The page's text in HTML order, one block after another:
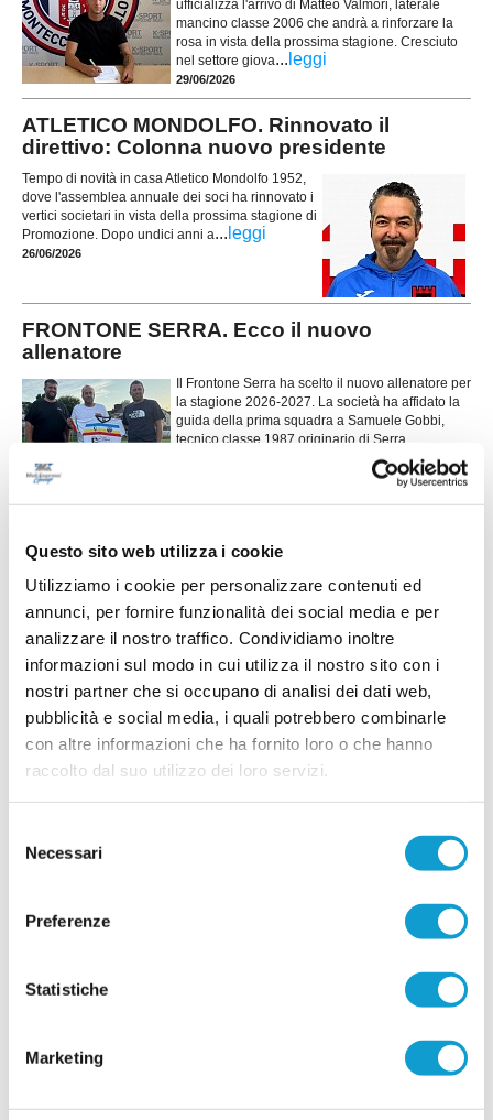
Questo sito web utilizza i cookie
Utilizziamo i cookie per personalizzare contenuti ed
annunci, per fornire funzionalità dei social media e per
analizzare il nostro traffico. Condividiamo inoltre
informazioni sul modo in cui utilizza il nostro sito con i
nostri partner che si occupano di analisi dei dati web,
pubblicità e social media, i quali potrebbero combinarle
con altre informazioni che ha fornito loro o che hanno
raccolto dal suo utilizzo dei loro servizi.
delNecessari
Preferenze
Statistiche
Marketing
ufficializza l'arrivo di Matteo Valmori, laterale
mancino classe 2006 che andrà a rinforzare la
rosa in vista della prossima stagione. Cresciuto
nel settore giova... leggi
29/06/2026
ATLETICO MONDOLFO. Rinnovato il
direttivo: Colonna nuovo presidente
Tempo di novità in casa Atletico Mondolfo 1952,
dove l'assemblea annuale dei soci ha rinnovato i
vertici societari in vista della prossima stagione di
Promozione. Dopo undici anni a... leggi
26/06/2026
FRONTONE SERRA. Ecco il nuovo
allenatore
Il Frontone Serra ha scelto il nuovo allenatore per
la stagione 2026-2027. La società ha affidato la
guida della prima squadra a Samuele Gobbi,
tecnico classe 1987 originario di Serra